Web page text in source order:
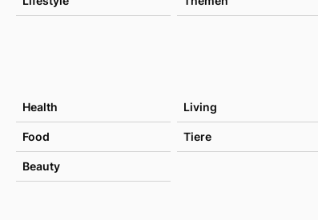
Health Living
Food Tiere
Beauty